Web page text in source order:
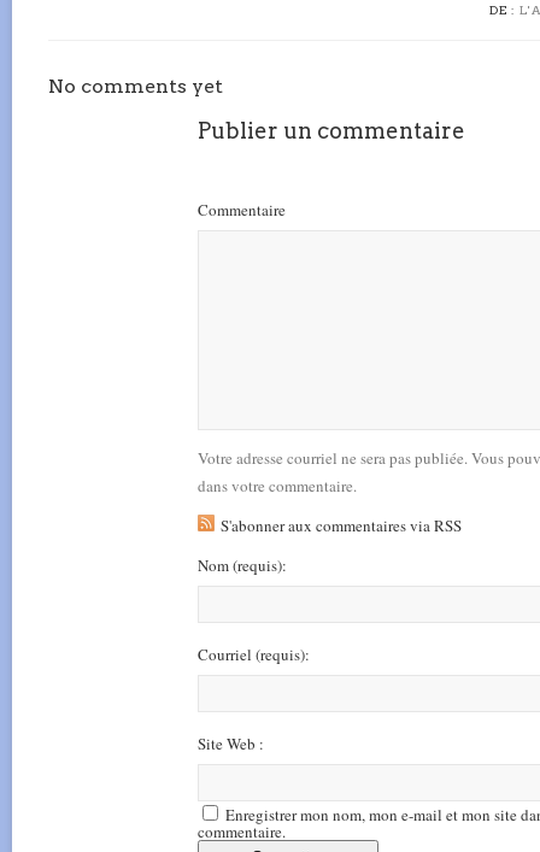
DE :
No comments yet
Publier un commentaire
Commentaire
Votre adresse courriel ne sera pas publiée. Vous
dans votre commentaire.
S'abonner aux commentaires via RSS
Nom(requis):
Courriel (requis):
Site Web :
Enregistrer mon nom, mon e-mail et mon site
commentaire.